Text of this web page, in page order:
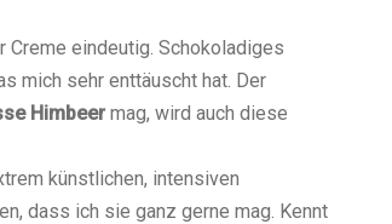
eindeutig. Schokoladiges
mich sehr enttäuscht hat. Der
Himbeer mag, wird auch diese
künstlichen, intensiven
dass ich sie ganz gerne mag. Kennt